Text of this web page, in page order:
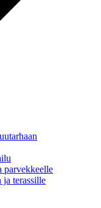
parvekkeelle
ja terassille